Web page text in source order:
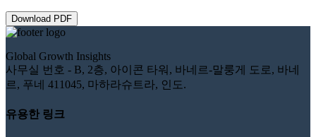
Download PDF
Global Growth Insights
사무실 번호 - B, 2층, 아이콘 타워, 바네르-말룽게 도로, 바네
르, 푸네 411045, 마하라슈트라, 인도.
유용한 링크